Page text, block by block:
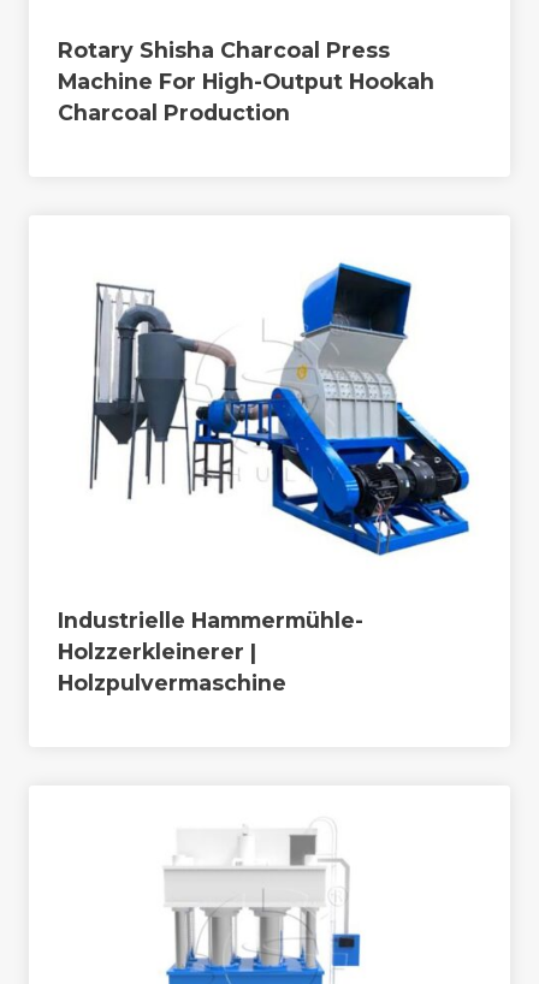
Rotary Shisha Charcoal Press
Machine For High-Output Hookah
Charcoal Production
Industrielle Hammermühle-
Holzzerkleinerer |
Holzpulvermaschine